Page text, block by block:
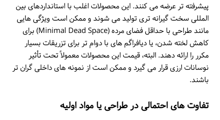
پیشرفته تر عرضه می کنند. این محصولات اغلب با استانداردهای بین
المللی سخت گیرانه تری تولید می شوند و ممکن است ویژگی هایی
مانند طراحی با حداقل فضای مرده (Minimal Dead Space) برای
کاهش لخته شدن، یا دیافراگم های با دوام تر برای تزریقات بسیار
مکرر را ارائه دهند. البته، قیمت این محصولات معمولاً تحت تأثیر
نوسانات ارزی قرار می گیرد و ممکن است از نمونه های داخلی گران تر
باشند.
تفاوت های احتمالی در طراحی یا مواد اولیه